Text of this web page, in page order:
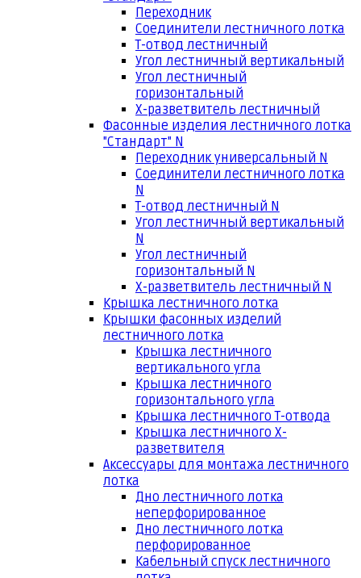
Переходник
Соединители лестничного лотка
Т-отвод лестничный
Угол лестничный вертикальный
Угол лестничный
горизонтальный
Х-разветвитель лестничный
Фасонные изделия лестничного лотка
"Стандарт" N
Переходник универсальный N
Соединители лестничного лотка
N
Т-отвод лестничный N
Угол лестничный вертикальный
N
Угол лестничный
горизонтальный N
Х-разветвитель лестничный N
Крышка лестничного лотка
Крышки фасонных изделий
лестничного лотка
Крышка лестничного
вертикального угла
Крышка лестничного
горизонтального угла
Крышка лестничного Т-отвода
Крышка лестничного Х-
разветвителя
Аксессуары для монтажа лестничного
лотка
Дно лестничного лотка
неперфорированное
Дно лестничного лотка
перфорированное
Кабельный спуск лестничного